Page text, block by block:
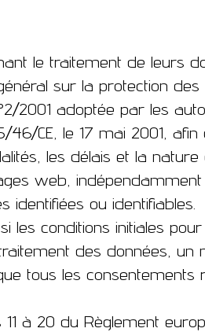
le traitement de leurs
sur la protection des
2001 adoptée par les
CE, le 17 mai 2001, afin
les délais et la nature
web, indépendamment
identifiées ou identifiables.
conditions initiales pour
des données, un
tous les consentements
à 20 du Règlement